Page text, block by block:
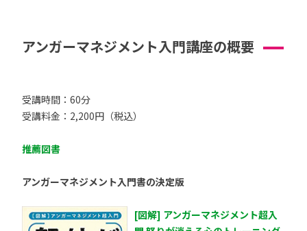
アンガーマネジメント入門講座の概要
受講時間：60分
受講料金：2,200円（税込）
推薦図書
アンガーマネジメント入門書の決定版
[図解] アンガーマネジメント超入